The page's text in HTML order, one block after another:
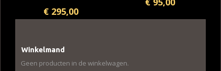
€ 295,00
Winkelmand
Geen producten in de winkelwagen.